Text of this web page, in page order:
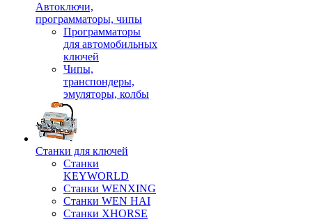
Автоключи,
программаторы, чипы
Программаторы
для автомобильных
ключей
Чипы,
транспондеры,
эмуляторы, колбы
Станки для ключей
Станки
KEYWORLD
Станки WENXING
Станки WEN HAI
Станки XHORSE